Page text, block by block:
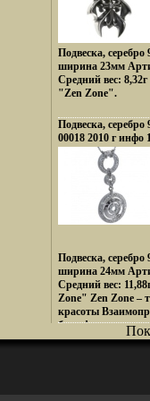
Подвеска,
ширина 23мм
Средний вес:
"Zen Zone".
Подвеска,
00018 2010 г инфо
Подвеска,
ширина 24мм
Средний вес:
Zone" Zen Zone –
красоты
бхлыфслияние
сочетание